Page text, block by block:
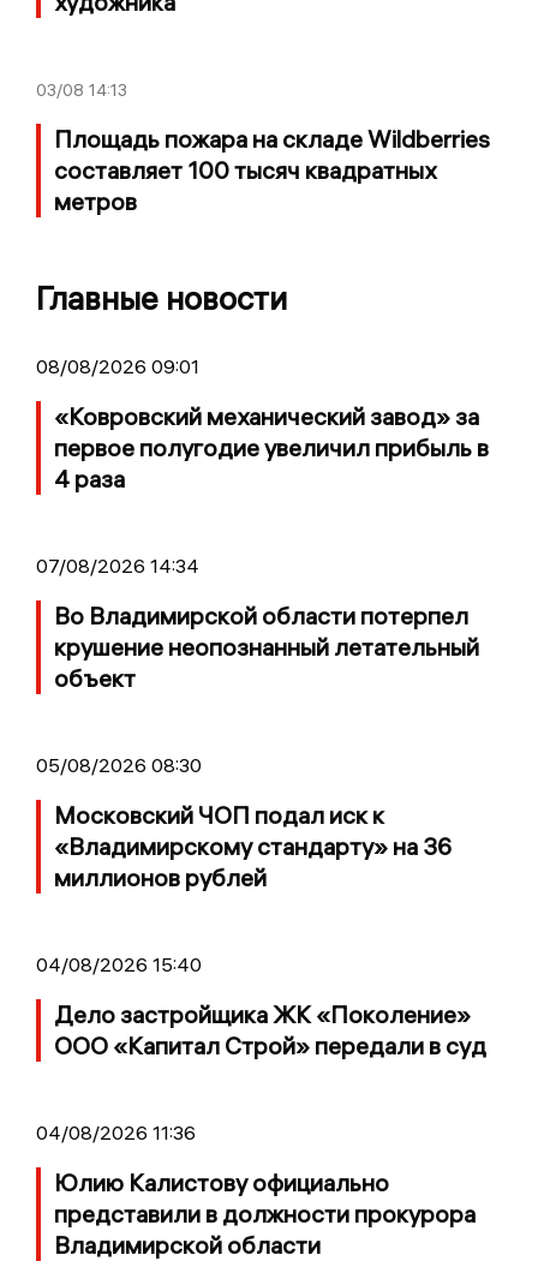
03/08 14:13
Площадь пожара на складе Wildberries
составляет 100 тысяч квадратных
метров
Главные новости
08/08/2026 09:01
«Ковровский механический завод» за
первое полугодие увеличил прибыль в
4 раза
07/08/2026 14:34
Во Владимирской области потерпел
крушение неопознанный летательный
объект
05/08/2026 08:30
Московский ЧОП подал иск к
«Владимирскому стандарту» на 36
миллионов рублей
04/08/2026 15:40
Дело застройщика ЖК «Поколение»
ООО «Капитал Строй» передали в суд
04/08/2026 11:36
Юлию Калистову официально
представили в должности прокурора
Владимирской области